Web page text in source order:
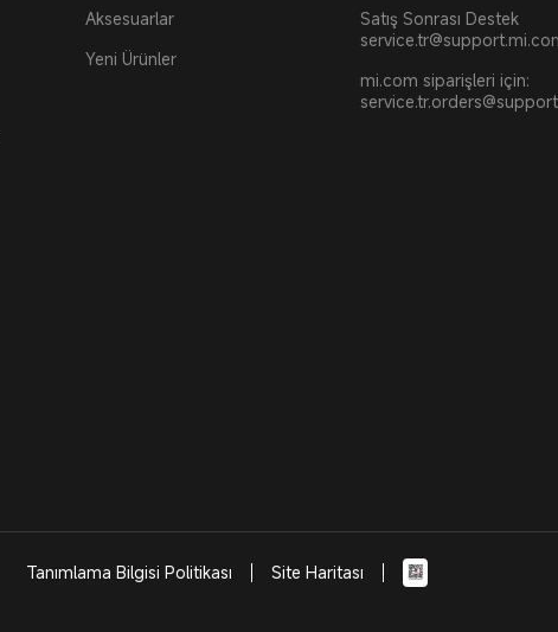
Aksesuarlar
Yeni Ürünler
Satış Sonrası Destek
mi.com siparişleri için:
Tanımlama Bilgisi Politikası Site Haritası